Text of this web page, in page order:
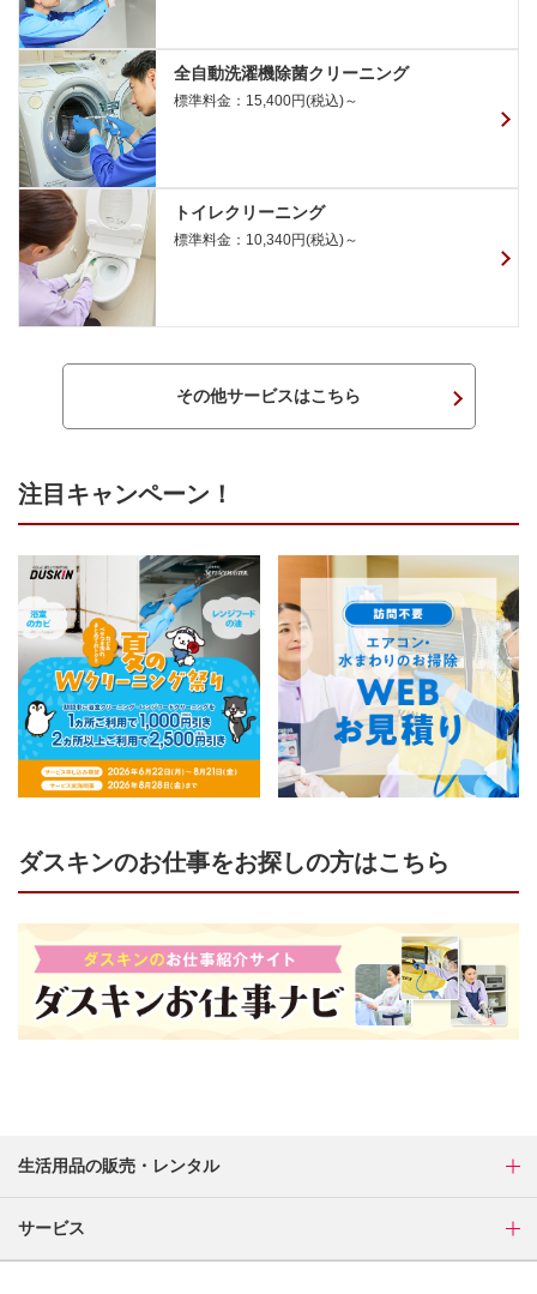
全自動洗濯機除菌クリーニング
標準料金：15,400円(税込)～
トイレクリーニング
標準料金：10,340円(税込)～
その他サービスはこちら
注目キャンペーン！
ダスキンのお仕事をお探しの方はこちら
生活用品の販売・レンタル
サービス